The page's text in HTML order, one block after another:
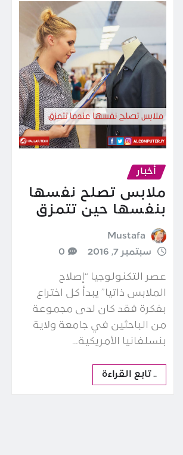
أخبار
ملابس تصلح نفسها
بنفسها حين تتمزق
Mustafa
سبتمبر 7, 2016
0
عصر التكنولوجيا “إصلاح
الملابس ذاتيا” يبدأ كل اختراع
بفكرة فقد كان لدى مجموعة
من الباحثين في جامعة ولاية
بنسلفانيا الأمريكية…
.. تابع القراءة